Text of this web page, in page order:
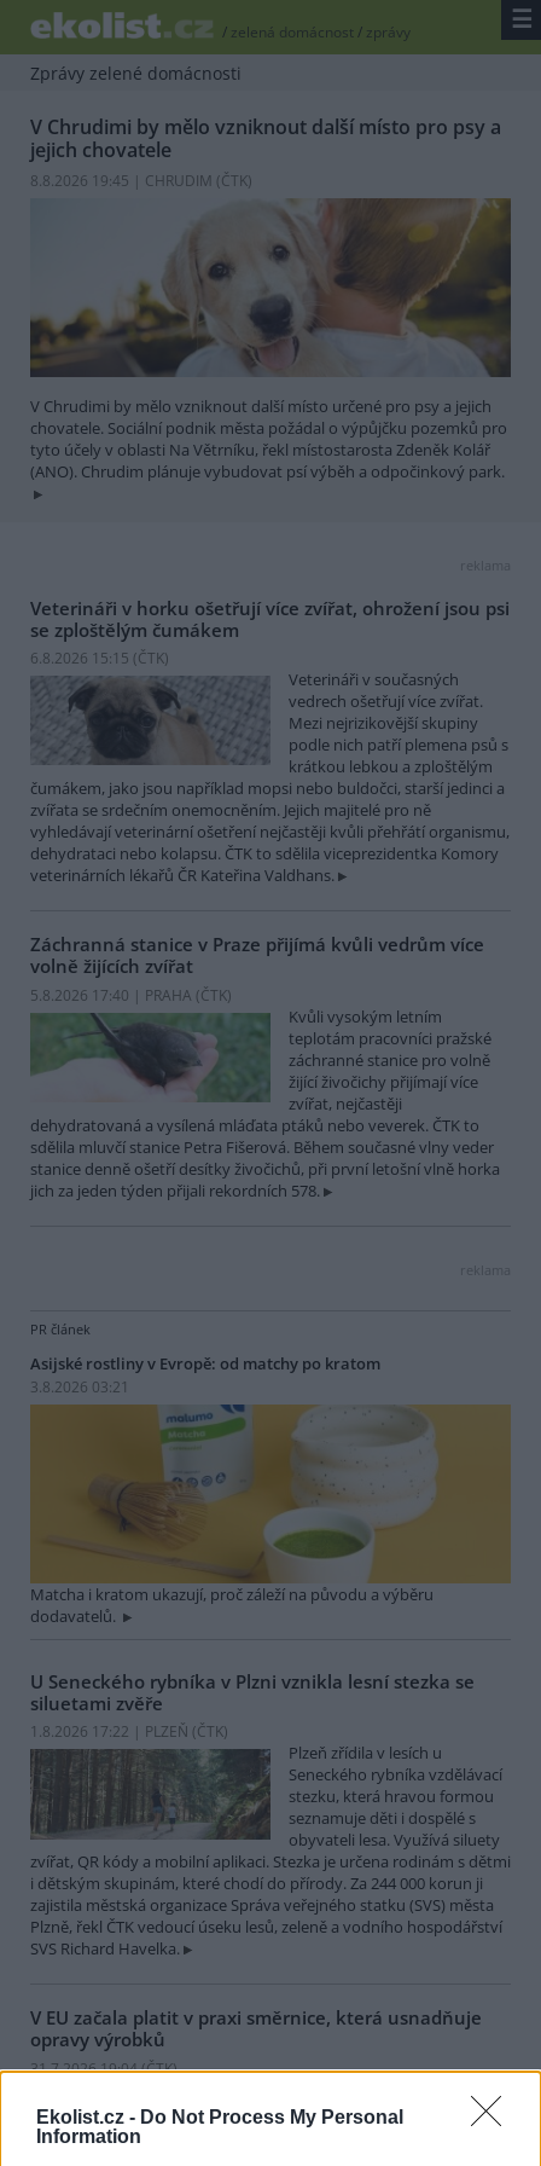
Ekolist.cz - Do Not Process My Personal
Information
/ zelená domácnost/ zprávy ☰
Zprávy zelené domácnosti
V Chrudimi by mělo vzniknout další místo pro psy a
jejich chovatele
8.8.2026 19:45 | CHRUDIM (ČTK)
V Chrudimi by mělo vzniknout další místo určené pro psy a jejich
chovatele. Sociální podnik města požádal o výpůjčku pozemků pro
tyto účely v oblasti Na Větrníku, řekl místostarosta Zdeněk Kolář
(ANO). Chrudim plánuje vybudovat psí výběh a odpočinkový park.
reklama
Veterináři v horku ošetřují více zvířat, ohrožení jsou psi
se zploštělým čumákem
6.8.2026 15:15 (ČTK)
Veterináři v současných
vedrech ošetřují více zvířat.
Mezi nejrizikovější skupiny
podle nich patří plemena psů s
krátkou lebkou a zploštělým
čumákem, jako jsou například mopsi nebo buldočci, starší jedinci a
zvířata se srdečním onemocněním. Jejich majitelé pro ně
vyhledávají veterinární ošetření nejčastěji kvůli přehřátí organismu,
dehydrataci nebo kolapsu. ČTK to sdělila viceprezidentka Komory
veterinárních lékařů ČR Kateřina Valdhans.
Záchranná stanice v Praze přijímá kvůli vedrům více
volně žijících zvířat
5.8.2026 17:40 | PRAHA (ČTK)
Kvůli vysokým letním
teplotám pracovníci pražské
záchranné stanice pro volně
žijící živočichy přijímají více
zvířat, nejčastěji
dehydratovaná a vysílená mláďata ptáků nebo veverek. ČTK to
sdělila mluvčí stanice Petra Fišerová. Během současné vlny veder
stanice denně ošetří desítky živočichů, při první letošní vlně horka
jich za jeden týden přijali rekordních 578.
reklama
PR článek
Asijské rostliny v Evropě: od matchy po kratom
3.8.2026 03:21
Matcha i kratom ukazují, proč záleží na původu a výběru
dodavatelů.
U Seneckého rybníka v Plzni vznikla lesní stezka se
siluetami zvěře
1.8.2026 17:22 | PLZEŇ (ČTK)
Plzeň zřídila v lesích u
Seneckého rybníka vzdělávací
stezku, která hravou formou
seznamuje děti i dospělé s
obyvateli lesa. Využívá siluety
zvířat, QR kódy a mobilní aplikaci. Stezka je určena rodinám s dětmi
i dětským skupinám, které chodí do přírody. Za 244 000 korun ji
zajistila městská organizace Správa veřejného statku (SVS) města
Plzně, řekl ČTK vedoucí úseku lesů, zeleně a vodního hospodářství
SVS Richard Havelka.
V EU začala platit v praxi směrnice, která usnadňuje
opravy výrobků
31.7.2026 19:04 (ČTK)
V zemích Evropské unie dnes
začala v praxi platit směrnice,